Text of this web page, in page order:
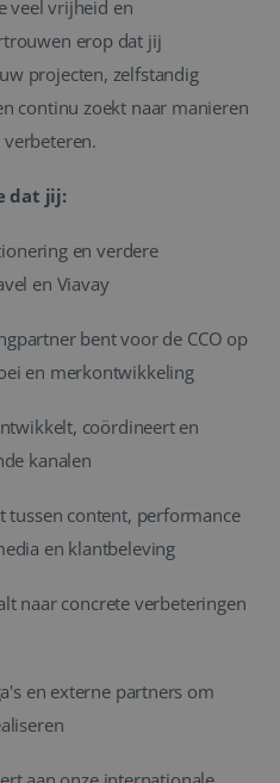
veel vrijheid en
erop dat jij
projecten, zelfstandig
continu zoekt naar manieren
dat jij:
en verdere
en Viavay
bent voor de CCO op
en merkontwikkeling
coördineert en
kanalen
content, performance
en klantbeleving
concrete verbeteringen
en externe partners om